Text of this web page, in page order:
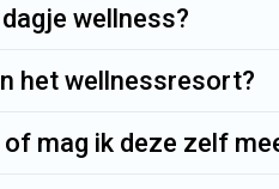
wellness?
het wellnessresort?
mag ik deze zelf